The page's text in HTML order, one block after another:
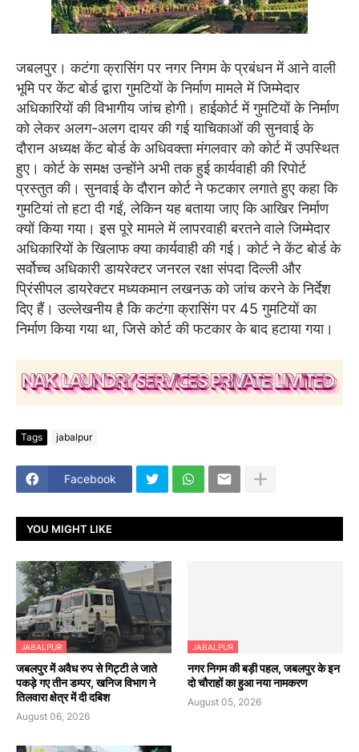
जबलपुर। कटंगा क्रासिंग पर नगर निगम के प्रबंधन में आने वाली
भूमि पर केंट बोर्ड द्वारा गुमटियों के निर्माण मामले में जिम्मेदार
अधिकारियों की विभागीय जांच होगी। हाईकोर्ट में गुमटियों के निर्माण
को लेकर अलग-अलग दायर की गई याचिकाओं की सुनवाई के
दौरान अध्यक्ष केंट बोर्ड के अधिवक्ता मंगलवार को कोर्ट में उपस्थित
हुए। कोर्ट के समक्ष उन्होंने अभी तक हुई कार्यवाही की रिपोर्ट
प्रस्तुत की। सुनवाई के दौरान कोर्ट ने फटकार लगाते हुए कहा कि
गुमटियां तो हटा दी गईं, लेकिन यह बताया जाए कि आखिर निर्माण
क्यों किया गया। इस पूरे मामले में लापरवाही बरतने वाले जिम्मेदार
अधिकारियों के खिलाफ क्या कार्यवाही की गई। कोर्ट ने केंट बोर्ड के
सर्वोच्च अधिकारी डायरेक्टर जनरल रक्षा संपदा दिल्ली और
प्रिंसीपल डायरेक्टर मध्यकमान लखनऊ को जांच करने के निर्देश
दिए हैं। उल्लेखनीय है कि कटंगा क्रासिंग पर 45 गुमटियों का
निर्माण किया गया था, जिसे कोर्ट की फटकार के बाद हटाया गया।
Tags jabalpur
Facebook
YOU MIGHT LIKE
JABALPUR
जबलपुर में अवैध रुप से गिट्टी ले जाते
पकड़े गए तीन डम्पर, खनिज विभाग ने
तिलवारा क्षेत्र में दी दबिश
August 06, 2026
JABALPUR
नगर निगम की बड़ी पहल, जबलपुर के इन
दो चौराहों का हुआ नया नामकरण
August 05, 2026